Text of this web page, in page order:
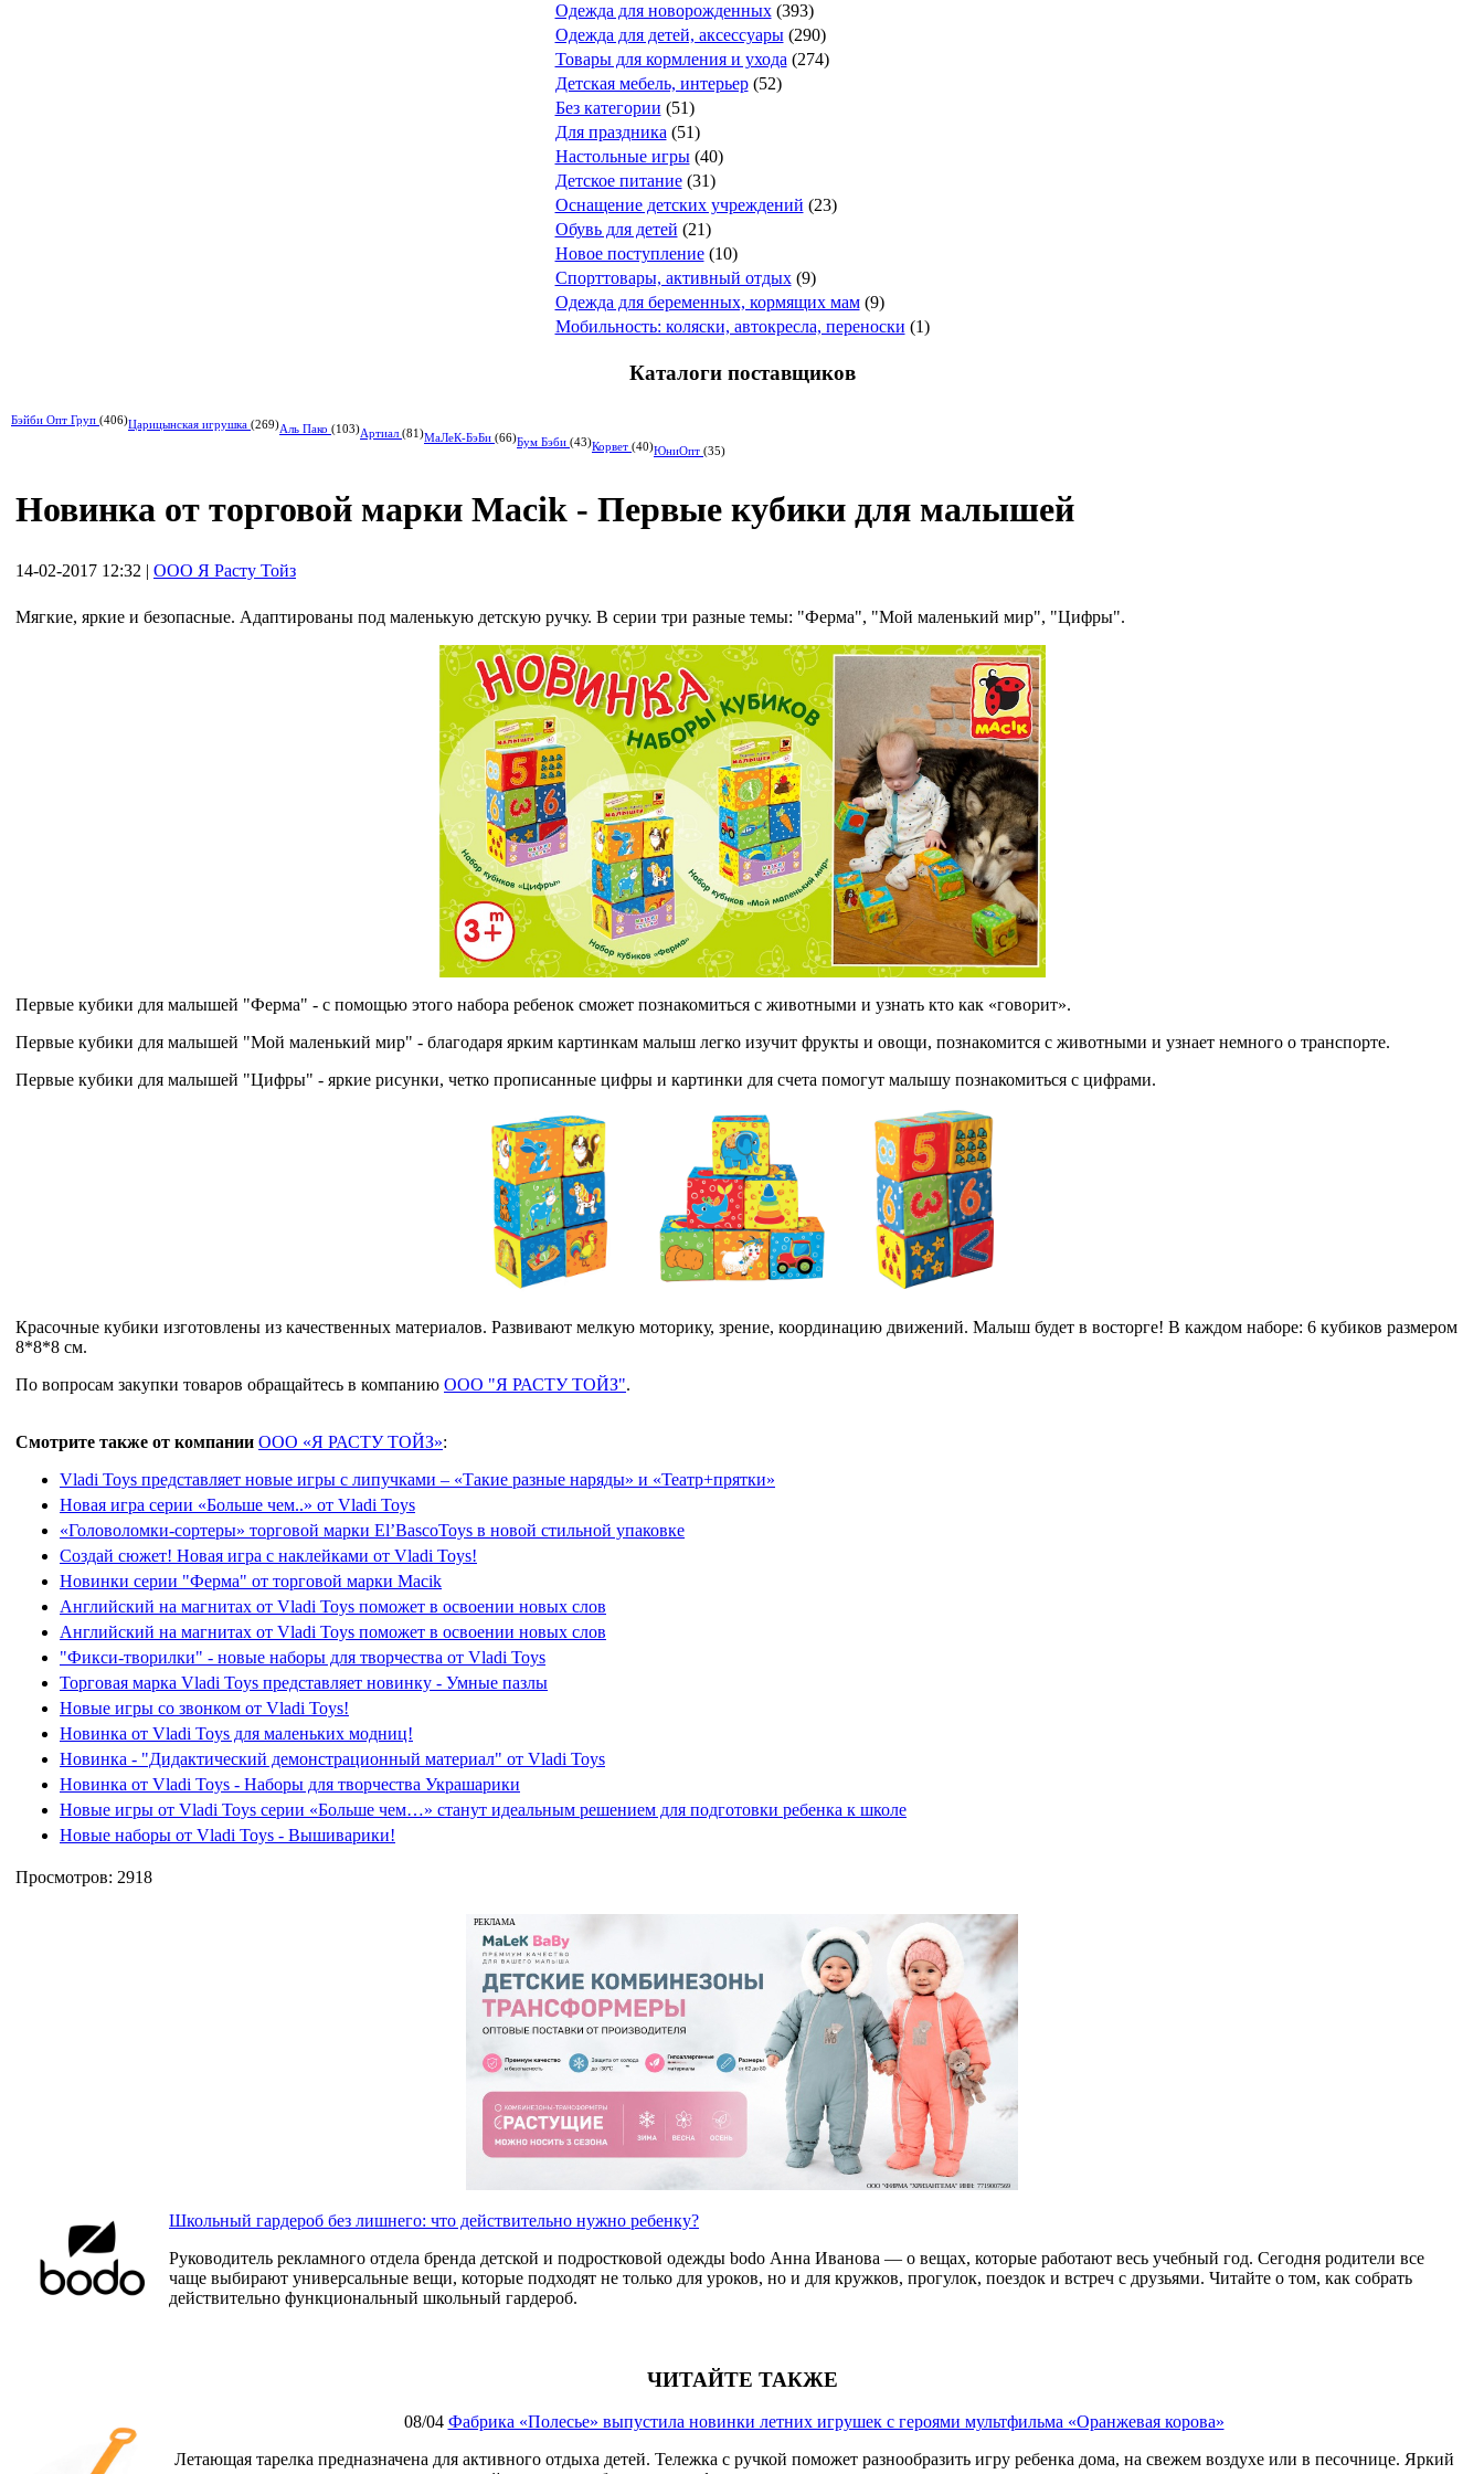
Одежда для новорожденных (393)
Одежда для детей, аксессуары (290)
Товары для кормления и ухода (274)
Детская мебель, интерьер (52)
Без категории (51)
Для праздника (51)
Настольные игры (40)
Детское питание (31)
Оснащение детских учреждений (23)
Обувь для детей (21)
Новое поступление (10)
Спорттовары, активный отдых (9)
Одежда для беременных, кормящих мам (9)
Мобильность: коляски, автокресла, переноски (1)
Каталоги поставщиков
Бэйби Опт Груп (406)Царицынская игрушка (269)Аль Пако (103)Артиал (81)МаЛеК-БэБи (66)Бум Бэби (43)Корвет (40)ЮниОпт (35)
Новинка от торговой марки Macik - Первые кубики для малышей
14-02-2017 12:32 | ООО Я Расту Тойз
Мягкие, яркие и безопасные. Адаптированы под маленькую детскую ручку. В серии три разные темы: "Ферма", "Мой маленький мир", "Цифры".
Первые кубики для малышей "Ферма" - с помощью этого набора ребенок сможет познакомиться с животными и узнать кто как «говорит».
Первые кубики для малышей "Мой маленький мир" - благодаря ярким картинкам малыш легко изучит фрукты и овощи, познакомится с животными и узнает немного о транспорте.
Первые кубики для малышей "Цифры" - яркие рисунки, четко прописанные цифры и картинки для счета помогут малышу познакомиться с цифрами.
Красочные кубики изготовлены из качественных материалов. Развивают мелкую моторику, зрение, координацию движений. Малыш будет в восторге! В каждом наборе: 6 кубиков размером
8*8*8 см.
По вопросам закупки товаров обращайтесь в компанию ООО "Я РАСТУ ТОЙЗ".
Смотрите также от компании ООО «Я РАСТУ ТОЙЗ»:
Vladi Toys представляет новые игры с липучками – «Такие разные наряды» и «Театр+прятки»
Новая игра серии «Больше чем..» от Vladi Toys
«Головоломки-сортеры» торговой марки El’BascoToys в новой стильной упаковке
Создай сюжет! Новая игра с наклейками от Vladi Toys!
Новинки серии "Ферма" от торговой марки Macik
Английский на магнитах от Vladi Toys поможет в освоении новых слов
Английский на магнитах от Vladi Toys поможет в освоении новых слов
"Фикси-творилки" - новые наборы для творчества от Vladi Toys
Торговая марка Vladi Toys представляет новинку - Умные пазлы
Новые игры со звонком от Vladi Toys!
Новинка от Vladi Toys для маленьких модниц!
Новинка - "Дидактический демонстрационный материал" от Vladi Toys
Новинка от Vladi Toys - Наборы для творчества Украшарики
Новые игры от Vladi Toys серии «Больше чем…» станут идеальным решением для подготовки ребенка к школе
Новые наборы от Vladi Toys - Вышиварики!
Просмотров: 2918
РЕКЛАМА
ООО "ФИРМА "ХРИЗАНТЕМА" ИНН: 7719007569
Школьный гардероб без лишнего: что действительно нужно ребенку?
Руководитель рекламного отдела бренда детской и подростковой одежды bodo Анна Иванова — о вещах, которые работают весь учебный год. Сегодня родители все
чаще выбирают универсальные вещи, которые подходят не только для уроков, но и для кружков, прогулок, поездок и встреч с друзьями. Читайте о том, как собрать
действительно функциональный школьный гардероб.
ЧИТАЙТЕ ТАКЖЕ
08/04 Фабрика «Полесье» выпустила новинки летних игрушек с героями мультфильма «Оранжевая корова»
Летающая тарелка предназначена для активного отдыха детей. Тележка с ручкой поможет разнообразить игру ребенка дома, на свежем воздухе или в песочнице. Яркий